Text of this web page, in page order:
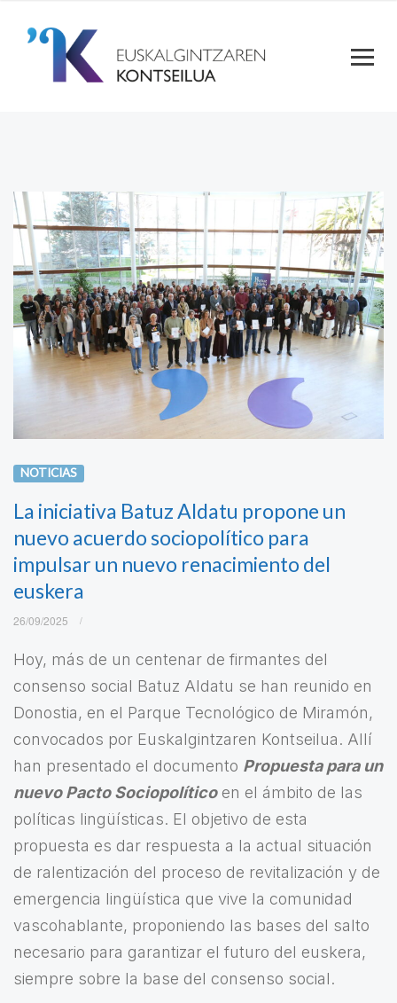
NOTICIAS
La iniciativa Batuz Aldatu propone un
nuevo acuerdo sociopolítico para
impulsar un nuevo renacimiento del
euskera
26/09/2025
Hoy, más de un centenar de firmantes del
consenso social Batuz Aldatu se han reunido en
Donostia, en el Parque Tecnológico de Miramón,
convocados por Euskalgintzaren Kontseilua. Allí
han presentado el documento Propuesta para un
nuevo Pacto Sociopolíticoen el ámbito de las
políticas lingüísticas. El objetivo de esta
propuesta es dar respuesta a la actual situación
de ralentización del proceso de revitalización y de
emergencia lingüística que vive la comunidad
vascohablante, proponiendo las bases del salto
necesario para garantizar el futuro del euskera,
siempre sobre la base del consenso social.